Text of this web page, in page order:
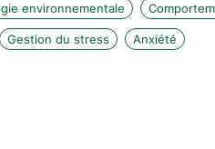
environnementale
Gestion du stress Anxiété